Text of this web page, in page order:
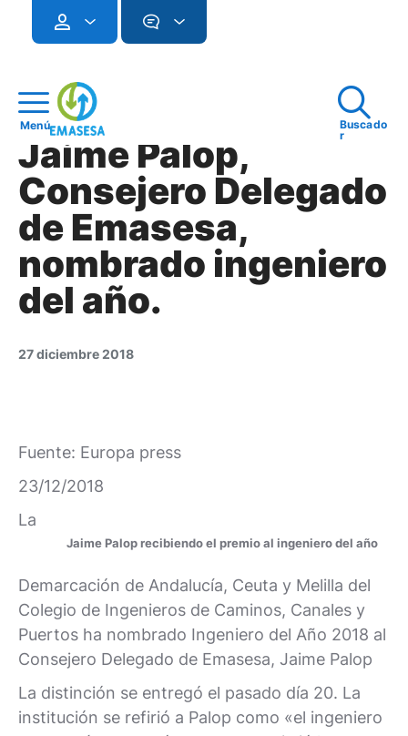
Menú
Buscado
r
Jaime Palop,
Consejero Delegado
de Emasesa,
nombrado ingeniero
del año.
27 diciembre 2018
Fuente: Europa press
23/12/2018
Jaime Palop recibiendo el premio al ingeniero del año
La
Demarcación de Andalucía, Ceuta y Melilla del
Colegio de Ingenieros de Caminos, Canales y
Puertos ha nombrado Ingeniero del Año 2018 al
Consejero Delegado de Emasesa, Jaime Palop
La distinción se entregó el pasado día 20. La
institución se refirió a Palop como «el ingeniero